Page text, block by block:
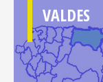
VALDES